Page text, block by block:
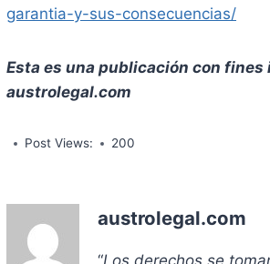
garantia-y-sus-consecuencias/
Esta es una publicación con
austrolegal.com
Post Views: 200
austrolegal.com